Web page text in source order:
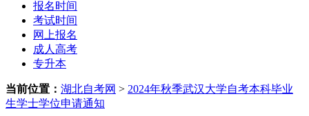
报名时间
考试时间
网上报名
成人高考
专升本
当前位置： 湖北自考网 > 2024年秋季武汉大学自考本科毕业
生学士学位申请通知